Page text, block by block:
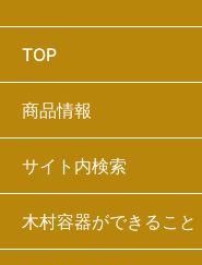
TOP
商品情報
サイト内検索
木村容器ができること